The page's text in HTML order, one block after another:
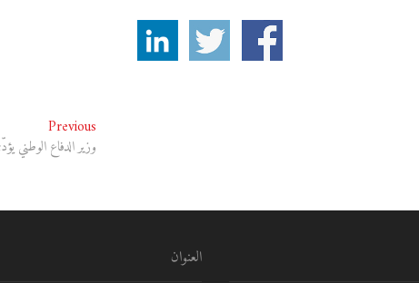
Previous
Previous
post:
وزير الدفاع الوطني
العنوان